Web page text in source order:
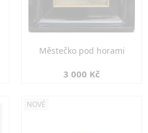
Městečko pod horami
3 000 Kč
NOVÉ